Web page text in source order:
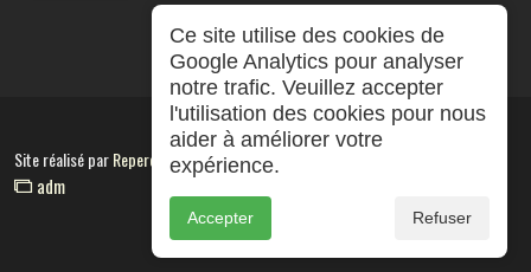
Site réalisé parRepereCom
adm
Ce site utilise des cookies de
Google Analytics pour analyser
notre trafic. Veuillez accepter
l'utilisation des cookies pour nous
aider à améliorer votre
expérience.
Accepter Refuser